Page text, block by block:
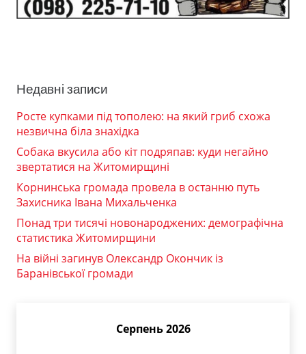
Недавні записи
Росте купками під тополею: на який гриб схожа
незвична біла знахідка
Собака вкусила або кіт подряпав: куди негайно
звертатися на Житомирщині
Корнинська громада провела в останню путь
Захисника Івана Михальченка
Понад три тисячі новонароджених: демографічна
статистика Житомирщини
На війні загинув Олександр Окончик із
Баранівської громади
Серпень 2026